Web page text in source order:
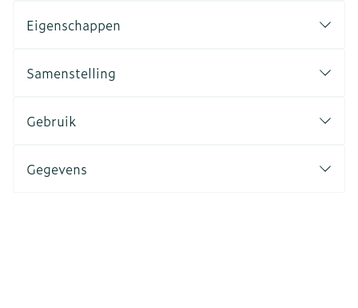
Eigenschappen
Samenstelling
Gebruik
Gegevens